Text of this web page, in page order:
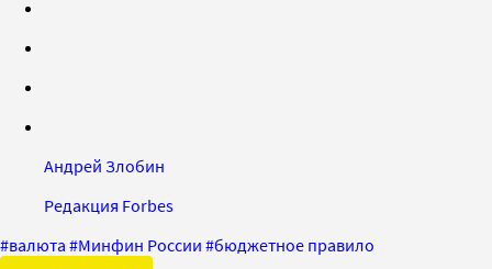
Андрей Злобин
Редакция Forbes
#валюта #Минфин России #бюджетное правило